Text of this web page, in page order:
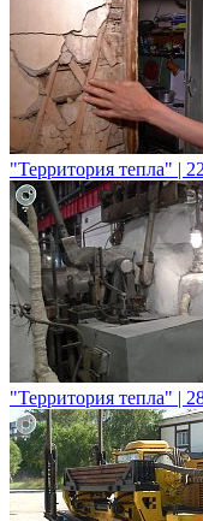
"Территория тепла" |
"Территория тепла" |